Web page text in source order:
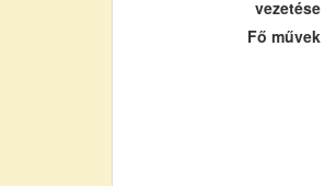
vezetése
Fő művek